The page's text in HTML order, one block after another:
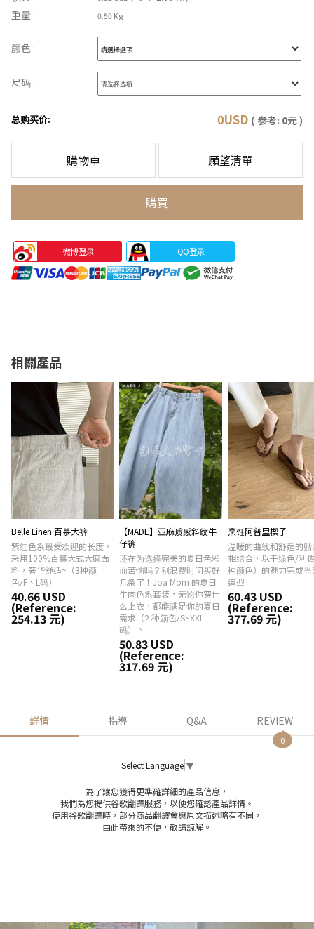
重量 : 0.50 Kg
颜色 :
尺码 :
总购买价: 0USD ( 参考: 0元 )
購物車 願望清單
購買
微博登录 QQ登录
相關產品
Belle Linen 百慕大裤
紫红色系最受欢迎的长度，
采用100%百慕大式大麻面
料，奢华舒适~（3种颜
色/F、L码）
40.66 USD
(Reference:
254.13 元)
【MADE】亚麻质感斜纹牛
仔裤
还在为选择完美的夏日色彩
而苦恼吗？别浪费时间买好
几条了！Joa Mom 的夏日
牛肉色系套装，无论你穿什
么上衣，都能满足你的夏日
需求（2 种颜色/S~XXL
码）。
50.83 USD
(Reference:
317.69 元)
烹饪阿普里楔子
温暖的曲线和舒适的贴
相结合，以干绿色/利
种颜色）的魅力完成当
造型
60.43 USD
(Reference:
377.69 元)
詳情 指導 Q&A REVIEW
0
Select Language ▼
為了讓您獲得更準確詳細的產品信息，
我們為您提供谷歌翻譯服務，以便您確認產品詳情。
使用谷歌翻譯時，部分商品翻譯會與原文描述略有不同，
由此帶來的不便，敬請諒解。